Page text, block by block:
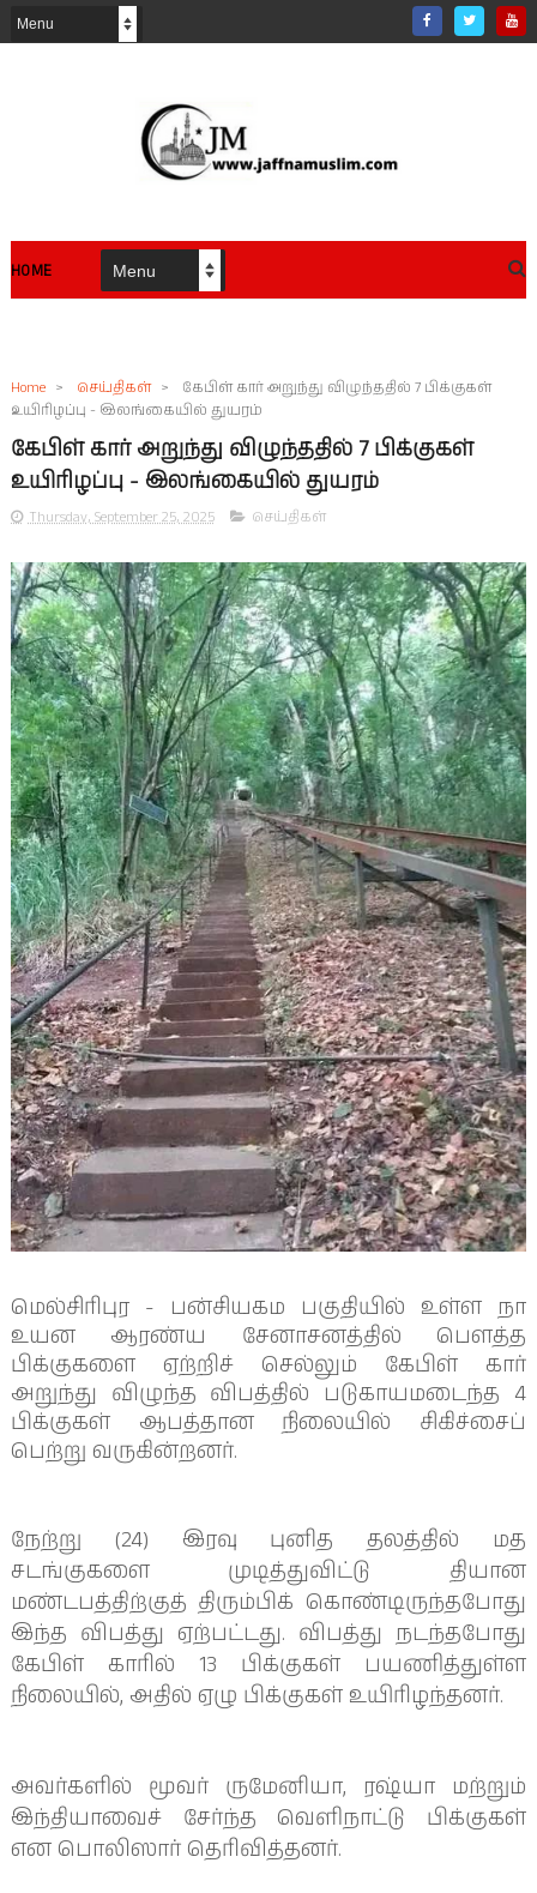
HOME
Home > செய்திகள் >
கேபிள் கார் அறுந்து விழுந்ததில் 7 பிக்குகள்
உயிரிழப்பு - இலங்கையில் துயரம்
கேபிள் கார் அறுந்து விழுந்ததில் 7 பிக்குகள்
உயிரிழப்பு - இலங்கையில் துயரம்
Thursday, September 25, 2025 செய்திகள்
மெல்சிரிபுர - பன்சியகம பகுதியில் உள்ள நா
உயன ஆரண்ய சேனாசனத்தில் பௌத்த
பிக்குகளை ஏற்றிச் செல்லும் கேபிள் கார்
அறுந்து விழுந்த விபத்தில் படுகாயமடைந்த 4
பிக்குகள் ஆபத்தான நிலையில் சிகிச்சைப்
பெற்று வருகின்றனர்.
நேற்று (24) இரவு புனித தலத்தில் மத
சடங்குகளை முடித்துவிட்டு தியான
மண்டபத்திற்குத் திரும்பிக் கொண்டிருந்தபோது
இந்த விபத்து ஏற்பட்டது. விபத்து நடந்தபோது
கேபிள் காரில் 13 பிக்குகள் பயணித்துள்ள
நிலையில், அதில் ஏழு பிக்குகள் உயிரிழந்தனர்.
அவர்களில் மூவர் ருமேனியா, ரஷ்யா மற்றும்
இந்தியாவைச் சேர்ந்த வெளிநாட்டு பிக்குகள்
என பொலிஸார் தெரிவித்தனர்.